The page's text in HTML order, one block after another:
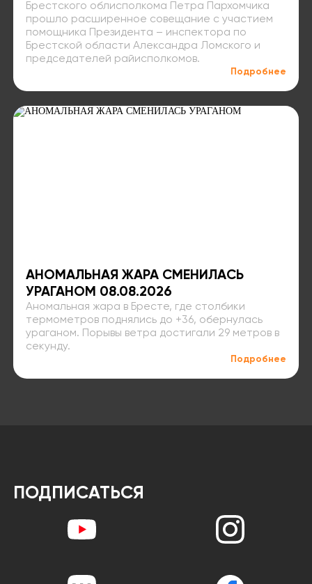
Брестского облисполкома Петра Пархомчика
прошло расширенное совещание с участием
помощника Президента – инспектора по
Брестской области Александра Ломского и
председателей райисполкомов.
Подробнее
АНОМАЛЬНАЯ ЖАРА СМЕНИЛАСЬ
УРАГАНОМ 08.08.2026
Аномальная жара в Бресте, где столбики
термометров поднялись до +36, обернулась
ураганом. Порывы ветра достигали 29 метров в
секунду.
Подробнее
ПОДПИСАТЬСЯ